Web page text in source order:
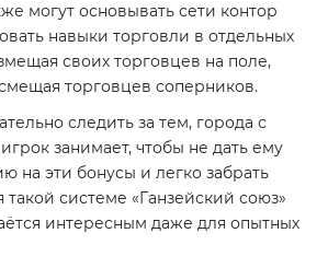
могут основывать сети контор
навыки торговли в отдельных
своих торговцев на поле,
торговцев соперников.
следить за тем, города с
занимает, чтобы не дать ему
на эти бонусы и легко забрать
такой системе «Ганзейский союз»
интересным даже для опытных